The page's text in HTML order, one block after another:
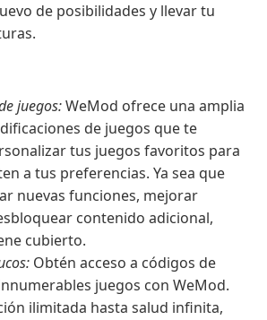
de posibilidades y llevar tu
juegos:WeMod ofrece una amplia
de juegos que te
tus juegos favoritos para
a tus preferencias. Ya sea que
nuevas funciones, mejorar
contenido adicional,
cubierto.
Obtén acceso a códigos de
juegos con WeMod.
ilimitada hasta salud infinita,